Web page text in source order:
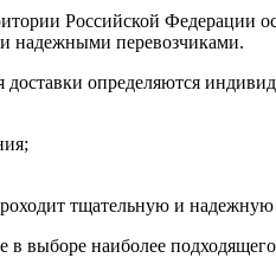
Российской
надежными перевозчиками.
доставки определяются
тщательную и надежную
выборе наиболее